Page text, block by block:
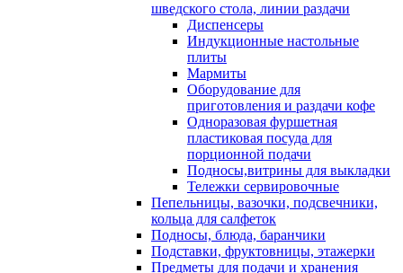
шведского стола, линии раздачи
Диспенсеры
Индукционные настольные
плиты
Мармиты
Оборудование для
приготовления и раздачи кофе
Одноразовая фуршетная
пластиковая посуда для
порционной подачи
Подносы,витрины для выкладки
Тележки сервировочные
Пепельницы, вазочки, подсвечники,
кольца для салфеток
Подносы, блюда, баранчики
Подставки, фруктовницы, этажерки
Предметы для подачи и хранения